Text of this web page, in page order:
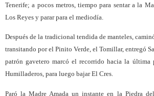
Tenerife; a pocos metros, tiempo para sentar a la
Los Reyes y parar para el mediodía.
Después de la tradicional tendida de manteles,
transitando por el Pinito Verde, el Tomillar, entregó
patrón gavetero marcó el recorrido hacia la última
Humilladeros, para luego bajar El Cres.
Paró la Madre Amada un instante en la Piedra